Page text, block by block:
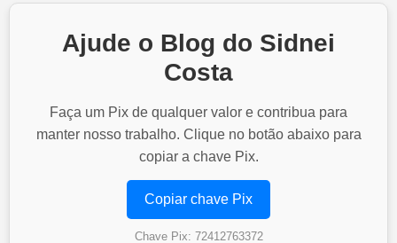
Ajude o Blog do Sidnei
Costa
Faça um Pix de qualquer valor e contribua para
manter nosso trabalho. Clique no botão abaixo para
copiar a chave Pix.
Copiar chave Pix
Chave Pix: 72412763372